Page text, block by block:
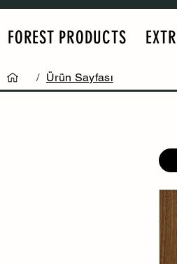
FOREST PRODUCTS
/ Ürün Sayfası